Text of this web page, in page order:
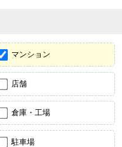
マンション
店舗
倉庫・工場
駐車場